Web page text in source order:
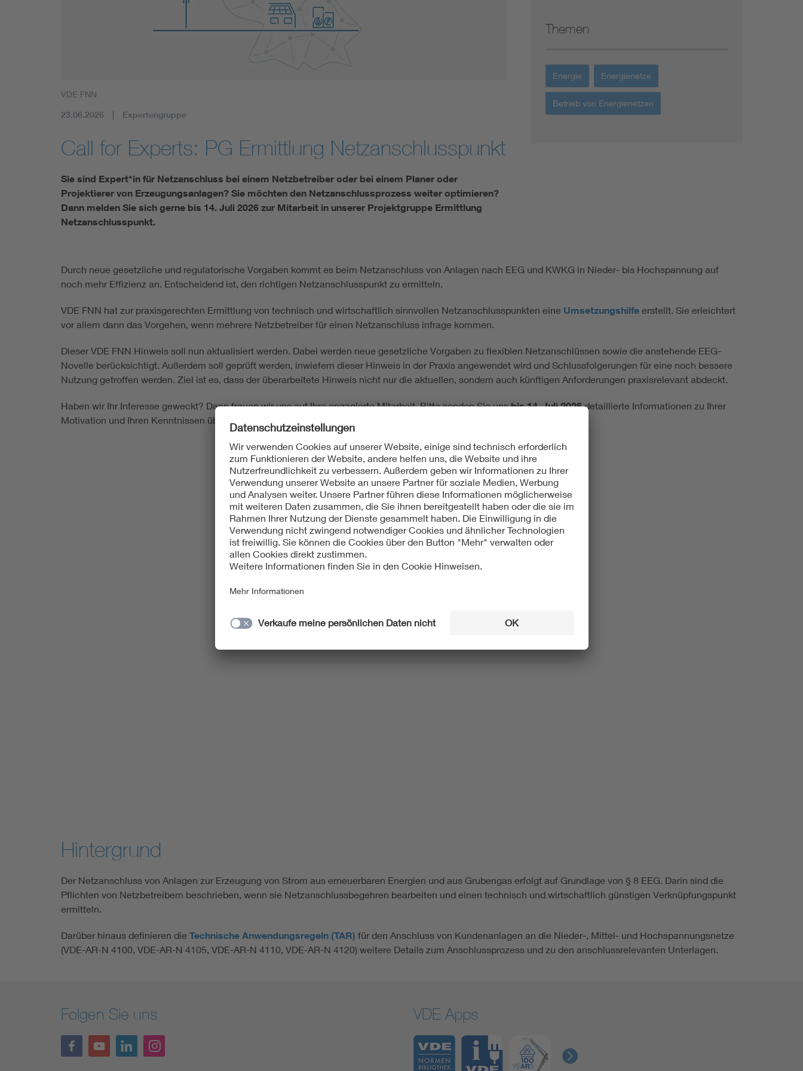
Innovative Netztechnologien
VDE FNN
23.06.2026 Expertengruppe
Call for Experts: PG Ermittlung Netzanschlusspunkt
Sie sind Expert*in für Netzanschluss bei einem Netzbetreiber oder bei einem Planer oder
Projektierer von Erzeugungsanlagen? Sie möchten den Netzanschlussprozess weiter optimieren?
Dann melden Sie sich gerne bis 14. Juli 2026 zur Mitarbeit in unserer Projektgruppe Ermittlung
Netzanschlusspunkt.
Themen
Energie Energienetze
Betrieb von Energienetzen
Durch neue gesetzliche und regulatorische Vorgaben kommt es beim Netzanschluss von Anlagen nach EEG und KWKG in Nieder- bis Hochspannung auf
noch mehr Effizienz an. Entscheidend ist, den richtigen Netzanschlusspunkt zu ermitteln.
VDE FNN hat zur praxisgerechten Ermittlung von technisch und wirtschaftlich sinnvollen Netzanschlusspunkten eine Umsetzungshilfe erstellt. Sie erleichtert
vor allem dann das Vorgehen, wenn mehrere Netzbetreiber für einen Netzanschluss infrage kommen.
Dieser VDE FNN Hinweis soll nun aktualisiert werden. Dabei werden neue gesetzliche Vorgaben zu flexiblen Netzanschlüssen sowie die anstehende EEG-
Novelle berücksichtigt. Außerdem soll geprüft werden, inwiefern dieser Hinweis in der Praxis angewendet wird und Schlussfolgerungen für eine noch bessere
Nutzung getroffen werden. Ziel ist es, dass der überarbeitete Hinweis nicht nur die aktuellen, sondern auch künftigen Anforderungen praxisrelevant abdeckt.
Haben wir Ihr Interesse geweckt? Dann freuen wir uns auf Ihre engagierte Mitarbeit. Bitte senden Sie unsbis 14. Juli 2026detaillierte Informationen zu Ihrer
Motivation und Ihren Kenntnissen über das Formular zu.
Hintergrund
Der Netzanschluss von Anlagen zur Erzeugung von Strom aus erneuerbaren Energien und aus Grubengas erfolgt auf Grundlage von § 8 EEG. Darin sind die
Pflichten von Netzbetreibern beschrieben, wenn sie Netzanschlussbegehren bearbeiten und einen technisch und wirtschaftlich günstigen Verknüpfungspunkt
ermitteln.
Darüber hinaus definieren die Technische Anwendungsregeln (TAR) für den Anschluss von Kundenanlagen an die Nieder-, Mittel- und Hochspannungsnetze
(VDE-AR-N 4100, VDE-AR-N 4105, VDE-AR-N 4110, VDE-AR-N 4120) weitere Details zum Anschlussprozess und zu den anschlussrelevanten Unterlagen.
Folgen Sie uns VDE Apps